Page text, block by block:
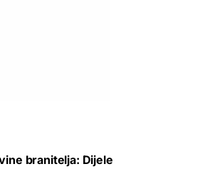
branitelja: Dijele